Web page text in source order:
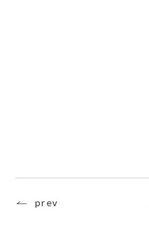
prev